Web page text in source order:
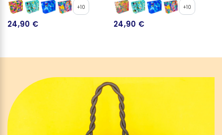
+10
24,90 €
+10
24,90 €